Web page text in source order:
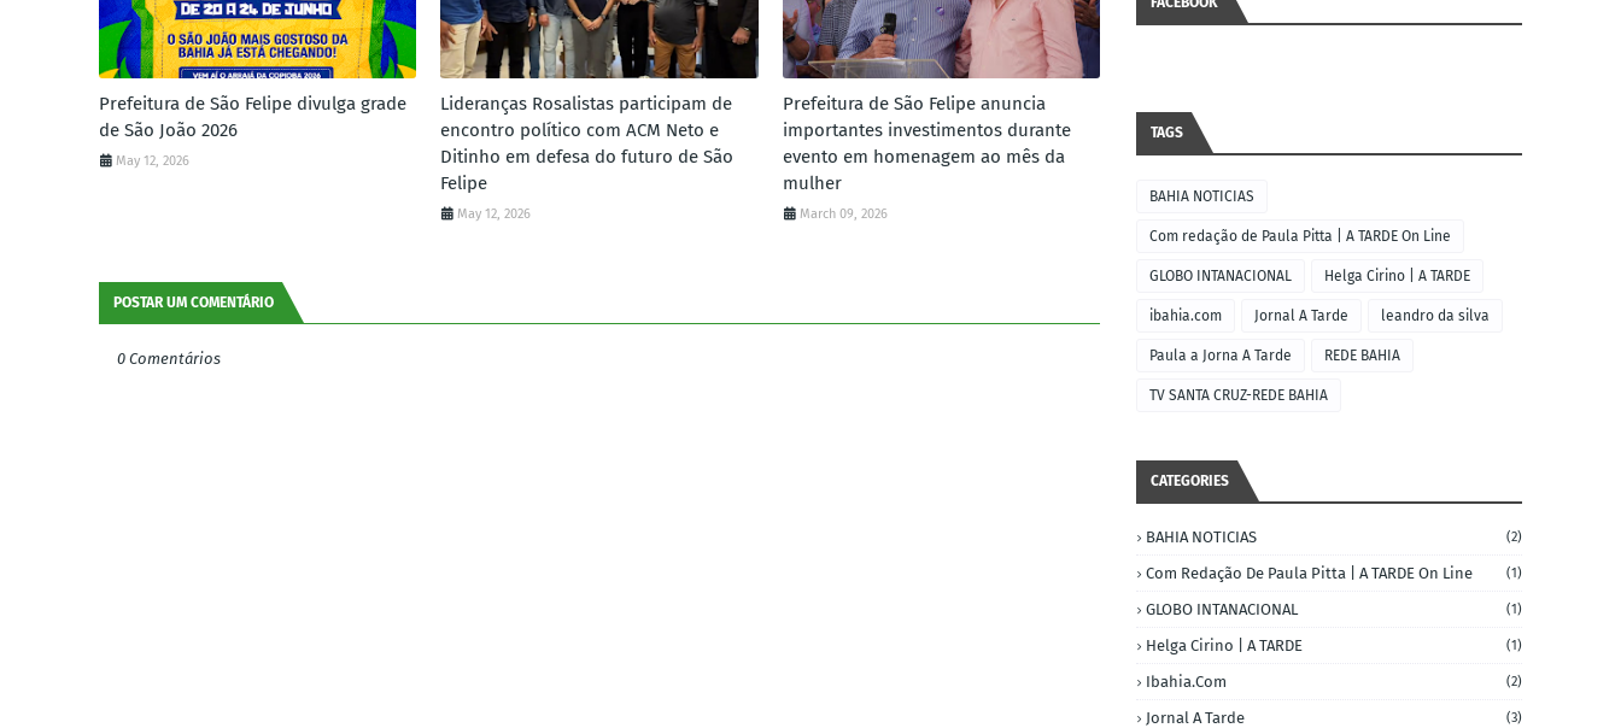
Prefeitura de São Felipe divulga grade
de São João 2026
May 12, 2026
Lideranças Rosalistas participam de
encontro político com ACM Neto e
Ditinho em defesa do futuro de São
Felipe
May 12, 2026
Prefeitura de São Felipe anuncia
importantes investimentos durante
evento em homenagem ao mês da
mulher
March 09, 2026
POSTAR UM COMENTÁRIO
0 Comentários
TAGS
BAHIA NOTICIAS
Com redação de Paula Pitta | A TARDE On Line
GLOBO INTANACIONAL Helga Cirino | A TARDE
ibahia.com Jornal A Tarde leandro da silva
Paula a Jorna A Tarde REDE BAHIA
TV SANTA CRUZ-REDE BAHIA
CATEGORIES
BAHIA NOTICIAS (2)
Com Redação De Paula Pitta | A TARDE On Line (1)
GLOBO INTANACIONAL (1)
Helga Cirino | A TARDE (1)
Ibahia.com (2)
Jornal A Tarde (3)